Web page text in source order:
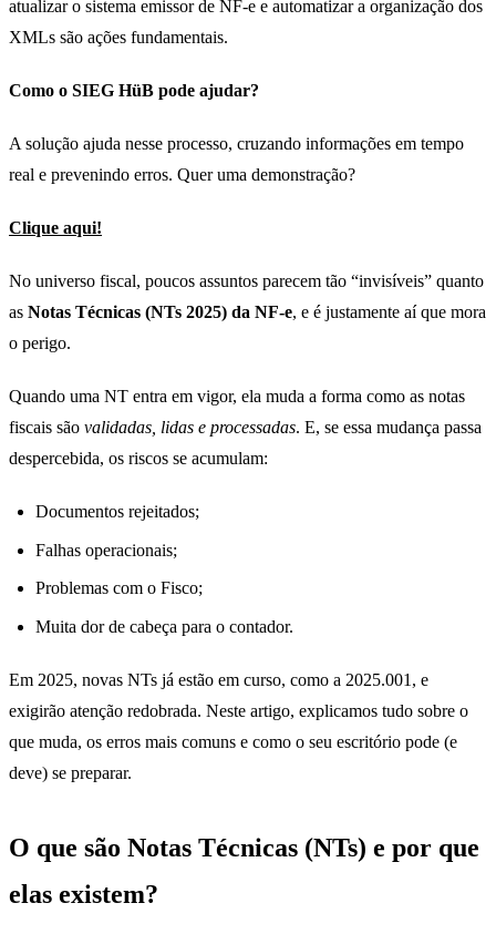
atualizar o sistema emissor de NF-e e automatizar a organização dos
XMLs são ações fundamentais.
Como o SIEG HüB pode ajudar?
A solução ajuda nesse processo, cruzando informações em tempo
real e prevenindo erros. Quer uma demonstração?
Clique aqui!
No universo fiscal, poucos assuntos parecem tão “invisíveis” quanto
as Notas Técnicas (NTs 2025) da NF-e, e é justamente aí que mora
o perigo.
Quando uma NT entra em vigor, ela muda a forma como as notas
fiscais são validadas, lidas e processadas. E, se essa mudança passa
despercebida, os riscos se acumulam:
Documentos rejeitados;
Falhas operacionais;
Problemas com o Fisco;
Muita dor de cabeça para o contador.
Em 2025, novas NTs já estão em curso, como a 2025.001, e
exigirão atenção redobrada. Neste artigo, explicamos tudo sobre o
que muda, os erros mais comuns e como o seu escritório pode (e
deve) se preparar.
O que são Notas Técnicas (NTs) e por que
elas existem?